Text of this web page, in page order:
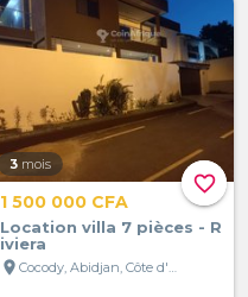
favorite_border
3 mois
1 500 000 CFA
Location villa 7 pièces - R
iviera
location_on